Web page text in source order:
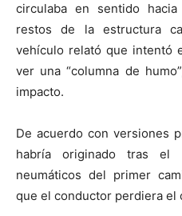
circulaba en sentido
restos de la estructura
vehículo relató que intentó
ver una “columna de
impacto.
De acuerdo con versiones
habría originado tras
neumáticos del primer
que el conductor perdiera el